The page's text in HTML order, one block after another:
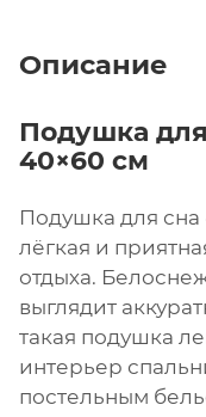
Описание
Подушка
40×60 см
Подушка для сна
лёгкая и
отдыха.
выглядит
такая подушка
интерьер
постельным